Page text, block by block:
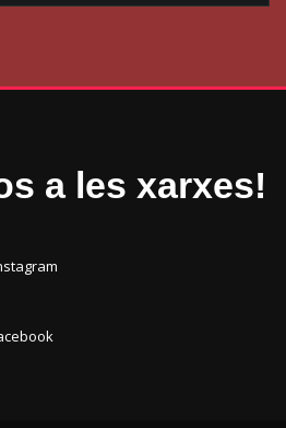
a les xarxes!